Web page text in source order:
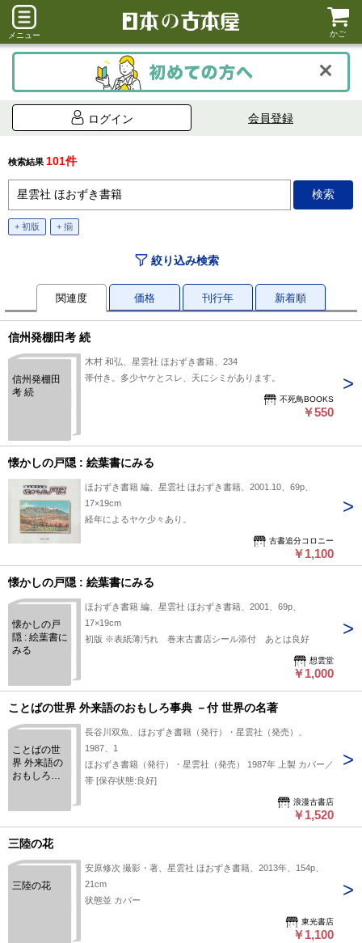
メニュー かご
ログイン 会員登録
検索結果 101件
+ 初版 + 揃
絞り込み検索
関連度 価格 刊行年 新着順
信州発棚田考 続
信州発棚田
考 続
木村 和弘、星雲社 ほおずき書籍、234
帯付き。多少ヤケとスレ、天にシミがあります。
不死鳥BOOKS
￥550
懐かしの戸隠 : 絵葉書にみる
ほおずき書籍 編、星雲社 ほおずき書籍、2001.10、69p、
17×19cm
経年によるヤケ少々あり。
古書追分コロニー
￥1,100
懐かしの戸隠 : 絵葉書にみる
懐かしの戸
隠 : 絵葉書に
みる
ほおずき書籍 編、星雲社 ほおずき書籍、2001、69p、
17×19cm
初版 ※表紙薄汚れ 巻末古書店シール添付 あとは良好
想雲堂
￥1,000
ことばの世界 外来語のおもしろ事典 －付 世界の名著
ことばの世
界 外来語の
おもしろ事
長谷川双魚、ほおずき書籍（発行）・星雲社（発売）、
1987、1
ほおずき書籍（発行）・星雲社（発売） 1987年 上製 カバー／
帯 [保存状態:良好]
浪漫古書店
￥1,520
三陸の花
三陸の花
安原修次 撮影・著、星雲社 ほおずき書籍、2013年、154p、
21cm
状態並 カバー
東光書店
￥1,100